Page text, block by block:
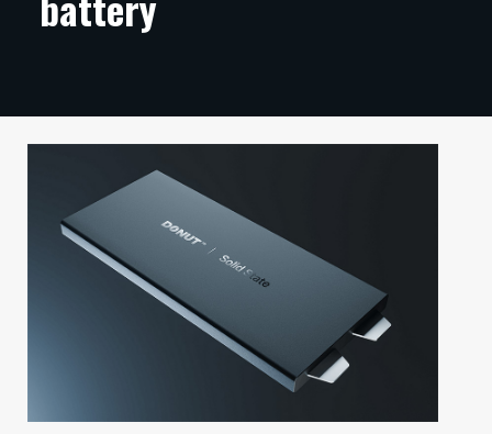
ARTIKKELIT
TECHBBS
HINTA.FI